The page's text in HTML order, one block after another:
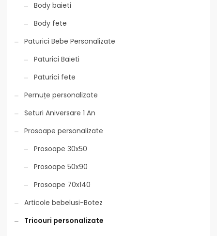
Body baieti
Body fete
Paturici Bebe Personalizate
Paturici Baieti
Paturici fete
Pernuțe personalizate
Seturi Aniversare 1 An
Prosoape personalizate
Prosoape 30x50
Prosoape 50x90
Prosoape 70x140
Articole bebelusi-Botez
Tricouri personalizate